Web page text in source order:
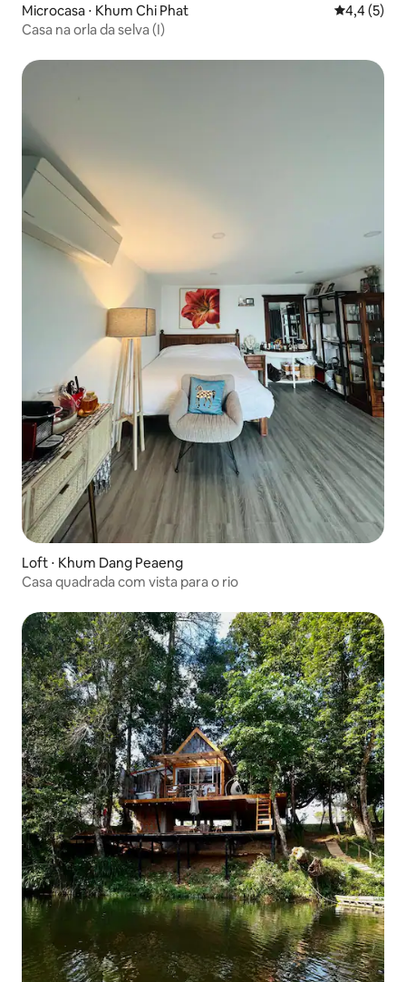
Microcasa ⋅ Khum Chi Phat 4,4 de
4,4 (5)
Casa na orla da selva (I)
Loft ⋅ Khum Dang Peaeng
Casa quadrada com vista para o rio